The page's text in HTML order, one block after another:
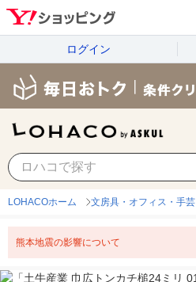
ログイン
LOHACOホーム 文房具・オフィス・手芸
熊本地震の影響について